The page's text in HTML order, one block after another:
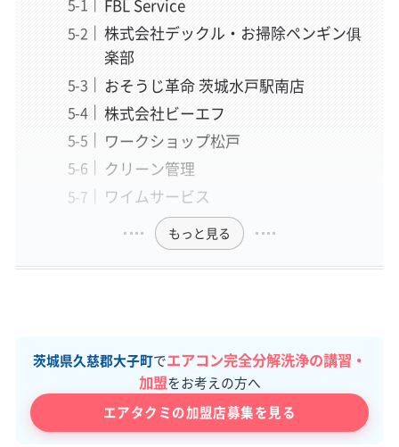
FBL Service
株式会社デックル・お掃除ペンギン俱
楽部
おそうじ革命 茨城水戸駅南店
株式会社ビーエフ
ワークショップ松戸
クリーン管理
ワイムサービス
もっと見る
茨城県久慈郡大子町でエアコン完全分解洗浄の講習・
加盟をお考えの方へ
エアタクミの加盟店募集を見る